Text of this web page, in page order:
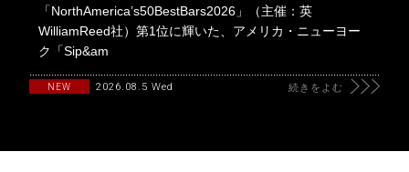
「NorthAmerica’s50BestBars2026」（主催：英
WilliamReed社）第1位に輝いた、アメリカ・ニューヨー
ク「Sip&am
NEW 2026.08.5 Wed 続きをよむ